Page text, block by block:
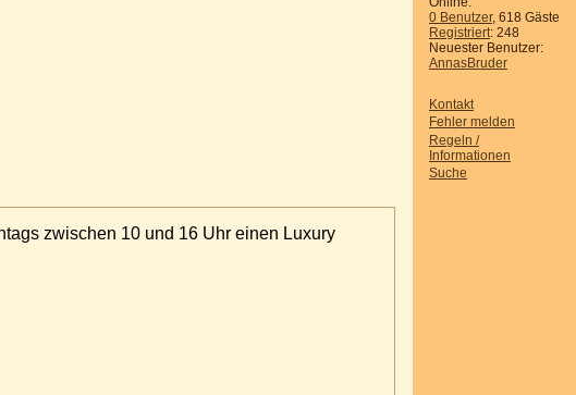
0 Benutzer, 618 Gäste
Registriert: 248
Neuester Benutzer:
AnnasBruder
Kontakt
Fehler melden
Regeln /
Informationen
Suche
zwischen 10 und 16 Uhr einen Luxury